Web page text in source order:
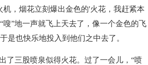
，烟花立刻爆出金色的'火花，我赶紧本
”地一声就飞上天去了，像一个金色的飞
是也快乐地投入到他们之中去了。
了三股喷泉似得火花。过了一会儿，“喷